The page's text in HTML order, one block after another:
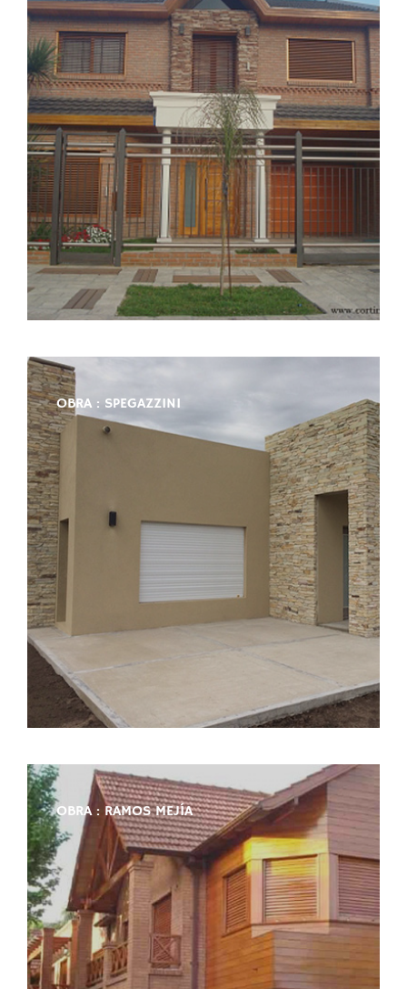
OBRA : SPEGAZZINI
OBRA : RAMOS MEJÍA